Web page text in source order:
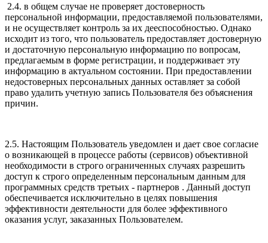
2.4. в общем случае не проверяет достоверность
персональной информации, предоставляемой пользователями,
и не осуществляет контроль за их дееспособностью. Однако
исходит из того, что пользователь предоставляет достоверную
и достаточную персональную информацию по вопросам,
предлагаемым в форме регистрации, и поддерживает эту
информацию в актуальном состоянии. При предоставлении
недостоверных персональных данных оставляет за собой
право удалить учетную запись Пользователя без объяснения
причин.
2.5. Настоящим Пользователь уведомлен и дает свое согласие
о возникающей в процессе работы (сервисов) объективной
необходимости в строго ограниченных случаях разрешить
доступ к строго определенным персональным данным для
программных средств третьих - партнеров . Данный доступ
обеспечивается исключительно в целях повышения
эффективности деятельности для более эффективного
оказания услуг, заказанных Пользователем.